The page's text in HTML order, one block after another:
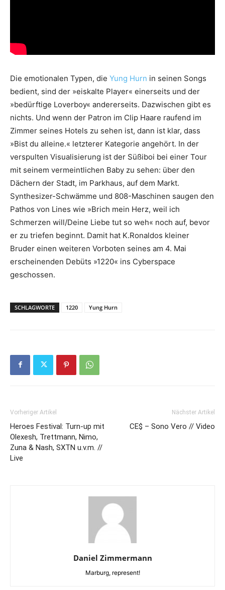
Die emotionalen Typen, die Yung Hurn in seinen Songs
bedient, sind der »eiskalte Player« einerseits und der
»bedürftige Loverboy« andererseits. Dazwischen gibt es
nichts. Und wenn der Patron im Clip Haare raufend im
Zimmer seines Hotels zu sehen ist, dann ist klar, dass
»Bist du alleine.« letzterer Kategorie angehört. In der
verspulten Visualisierung ist der Süßiboi bei einer Tour
mit seinem vermeintlichen Baby zu sehen: über den
Dächern der Stadt, im Parkhaus, auf dem Markt.
Synthesizer-Schwämme und 808-Maschinen saugen den
Pathos von Lines wie »Brich mein Herz, weil ich
Schmerzen will/Deine Liebe tut so weh« noch auf, bevor
er zu triefen beginnt. Damit hat K.Ronaldos kleiner
Bruder einen weiteren Vorboten seines am 4. Mai
erscheinenden Debüts »1220« ins Cyberspace
geschossen.
SCHLAGWORTE 1220 Yung Hurn
Vorheriger Artikel
Heroes Festival: Turn-up mit
Olexesh, Trettmann, Nimo,
Zuna & Nash, SXTN u.v.m. //
Live
Nächster Artikel
CE$ – Sono Vero // Video
Daniel Zimmermann
Marburg, represent!